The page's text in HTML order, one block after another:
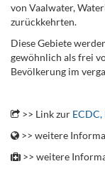
von Vaalwater,
zurückkehrten.
Diese Gebiete
gewöhnlich als frei
Bevölkerung im
>> Link zur
>> weitere
>> weitere